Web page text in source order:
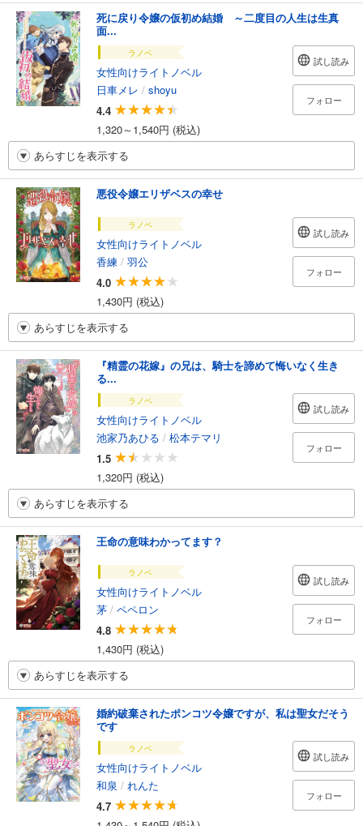
死に戻り令嬢の仮初め結婚 ～二度目の人生は生真
面...
ラノベ
女性向けライトノベル
日車メレ / shoyu
4.4
1,320～1,540円 (税込)
試し読み
フォロー
あらすじを表示する
悪役令嬢エリザベスの幸せ
ラノベ
女性向けライトノベル
香練 / 羽公
4.0
1,430円 (税込)
試し読み
フォロー
あらすじを表示する
『精霊の花嫁』の兄は、騎士を諦めて悔いなく生き
る...
ラノベ
女性向けライトノベル
池家乃あひる / 松本テマリ
1.5
1,320円 (税込)
試し読み
フォロー
あらすじを表示する
王命の意味わかってます？
ラノベ
女性向けライトノベル
茅 / ペペロン
4.8
1,430円 (税込)
試し読み
フォロー
あらすじを表示する
婚約破棄されたポンコツ令嬢ですが、私は聖女だそう
です
ラノベ
女性向けライトノベル
和泉 / れんた
4.7
試し読み
フォロー